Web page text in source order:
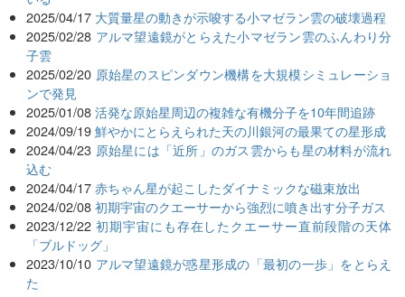
2025/04/17 大質量星の動きが示唆する小マゼラン雲の破壊過程
2025/02/28 アルマ望遠鏡がとらえた小マゼラン雲のふんわり分
子雲
2025/02/20 原始星のスピンダウン機構を大規模シミュレーショ
ンで発見
2025/01/08 活発な原始星周辺の複雑な有機分子を10年間追跡
2024/09/19 鮮やかにとらえられた天の川銀河の最果ての星形成
2024/04/23 原始星には「近所」のガス雲からも星の材料が流れ
込む
2024/04/17 赤ちゃん星が起こしたダイナミックな磁束放出
2024/02/08 初期宇宙のクエーサーから強烈に噴き出す分子ガス
2023/12/22 初期宇宙にも存在したクエーサー直前段階の天体
「ブルドッグ」
2023/10/10 アルマ望遠鏡が惑星形成の「最初の一歩」をとらえ
た